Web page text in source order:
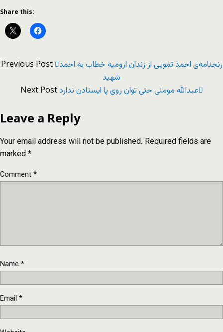
Share this:
Previous Post
رنجنامه‌ی احمد تمویی از زندان ارومیه خطاب به احمد
شهید
Next Postعبدالله مومنی حتی توان روی پا ایستادن ندارد
Leave a Reply
Your email address will not be published. Required fields are
marked*
Comment*
Name *
Email *